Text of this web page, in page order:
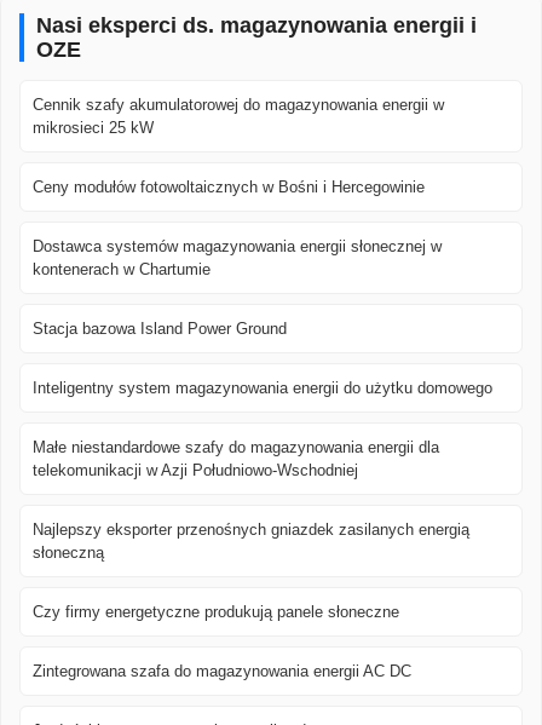
Nasi eksperci ds. magazynowania energii i
OZE
Cennik szafy akumulatorowej do magazynowania energii w
mikrosieci 25 kW
Ceny modułów fotowoltaicznych w Bośni i Hercegowinie
Dostawca systemów magazynowania energii słonecznej w
kontenerach w Chartumie
Stacja bazowa Island Power Ground
Inteligentny system magazynowania energii do użytku domowego
Małe niestandardowe szafy do magazynowania energii dla
telekomunikacji w Azji Południowo-Wschodniej
Najlepszy eksporter przenośnych gniazdek zasilanych energią
słoneczną
Czy firmy energetyczne produkują panele słoneczne
Zintegrowana szafa do magazynowania energii AC DC